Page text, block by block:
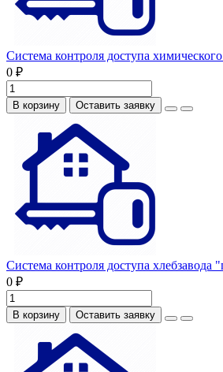
Система контроля доступа
0 ₽
В корзину Оставить заявку
Система контроля доступа хлебзавода
0 ₽
В корзину Оставить заявку